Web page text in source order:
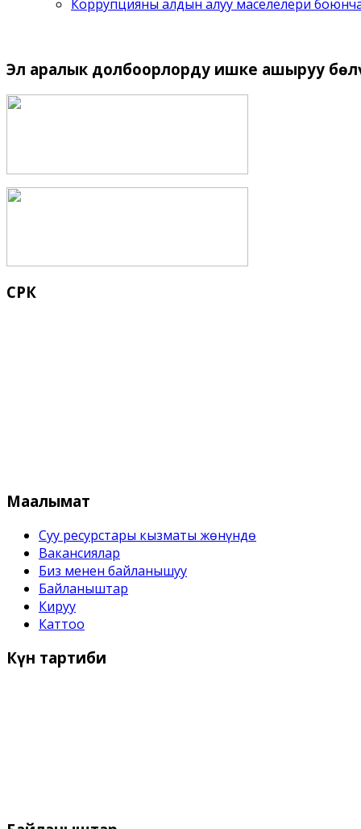
Коррупцияны алдын алуу маселелери боюнча
Эл аралык долбоорлорду ишке ашыруу
СРК
Маалымат
Суу ресурстары кызматы жѳнүндѳ
Вакансиялар
Биз менен байланышуу
Байланыштар
Кируу
Каттоо
Күн тартиби